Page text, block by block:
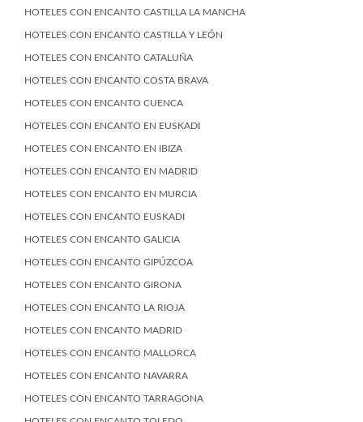
HOTELES CON ENCANTO CASTILLA LA MANCHA
HOTELES CON ENCANTO CASTILLA Y LEÓN
HOTELES CON ENCANTO CATALUÑA
HOTELES CON ENCANTO COSTA BRAVA
HOTELES CON ENCANTO CUENCA
HOTELES CON ENCANTO EN EUSKADI
HOTELES CON ENCANTO EN IBIZA
HOTELES CON ENCANTO EN MADRID
HOTELES CON ENCANTO EN MURCIA
HOTELES CON ENCANTO EUSKADI
HOTELES CON ENCANTO GALICIA
HOTELES CON ENCANTO GIPÚZCOA
HOTELES CON ENCANTO GIRONA
HOTELES CON ENCANTO LA RIOJA
HOTELES CON ENCANTO MADRID
HOTELES CON ENCANTO MALLORCA
HOTELES CON ENCANTO NAVARRA
HOTELES CON ENCANTO TARRAGONA